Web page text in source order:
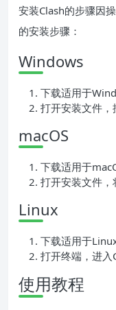
安装Clash的步骤因
的安装步骤：
Windows
下载适用于
打开安装文件
macOS
下载适用于
打开安装文件，
Linux
下载适用于
打开终端，进入
使用教程